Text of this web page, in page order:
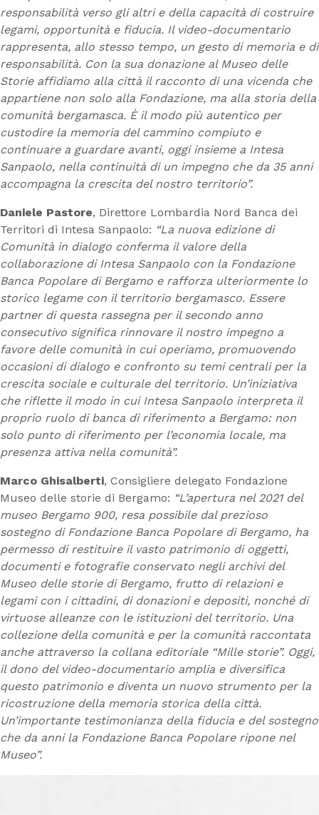
responsabilità verso gli altri e della capacità di costruire
legami, opportunità e fiducia. Il video-documentario
rappresenta, allo stesso tempo, un gesto di memoria e di
responsabilità. Con la sua donazione al Museo delle
Storie affidiamo alla città il racconto di una vicenda che
appartiene non solo alla Fondazione, ma alla storia della
comunità bergamasca. È il modo più autentico per
custodire la memoria del cammino compiuto e
continuare a guardare avanti, oggi insieme a Intesa
Sanpaolo, nella continuità di un impegno che da 35 anni
accompagna la crescita del nostro territorio”.
Daniele Pastore, Direttore Lombardia Nord Banca dei
Territori di Intesa Sanpaolo: “La nuova edizione di
Comunità in dialogo conferma il valore della
collaborazione di Intesa Sanpaolo con la Fondazione
Banca Popolare di Bergamo e rafforza ulteriormente lo
storico legame con il territorio bergamasco. Essere
partner di questa rassegna per il secondo anno
consecutivo significa rinnovare il nostro impegno a
favore delle comunità in cui operiamo, promuovendo
occasioni di dialogo e confronto su temi centrali per la
crescita sociale e culturale del territorio. Un’iniziativa
che riflette il modo in cui Intesa Sanpaolo interpreta il
proprio ruolo di banca di riferimento a Bergamo: non
solo punto di riferimento per l’economia locale, ma
presenza attiva nella comunità”.
Marco Ghisalberti, Consigliere delegato Fondazione
Museo delle storie di Bergamo: “L’apertura nel 2021 del
museo Bergamo 900, resa possibile dal prezioso
sostegno di Fondazione Banca Popolare di Bergamo, ha
permesso di restituire il vasto patrimonio di oggetti,
documenti e fotografie conservato negli archivi del
Museo delle storie di Bergamo, frutto di relazioni e
legami con i cittadini, di donazioni e depositi, nonché di
virtuose alleanze con le istituzioni del territorio. Una
collezione della comunità e per la comunità raccontata
anche attraverso la collana editoriale “Mille storie”. Oggi,
il dono del video-documentario amplia e diversifica
questo patrimonio e diventa un nuovo strumento per la
ricostruzione della memoria storica della città.
Un’importante testimonianza della fiducia e del sostegno
che da anni la Fondazione Banca Popolare ripone nel
Museo”.